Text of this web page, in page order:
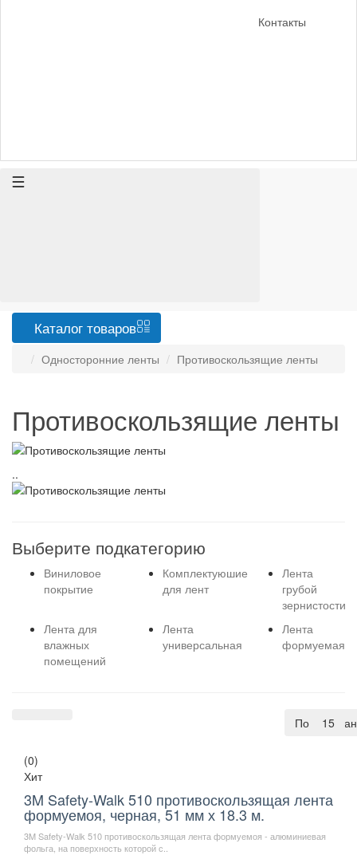
Контакты
Каталог товаров
Односторонние ленты Противоскользящие ленты
Противоскользящие ленты
..
Выберите подкатегорию
Виниловое
покрытие
Комплектуюшие
для лент
Лента
грубой
зернистости
Лента для
влажных
помещений
Лента
универсальная
Лента
формуемая
15
По
(0)
Хит
3M Safety-Walk 510 противоскользящая лента
формуемоя, черная, 51 мм х 18.3 м.
3M Safety-Walk 510 противоскользящая лента формуемоя - алюминиевая
фольга, на поверхность которой с..